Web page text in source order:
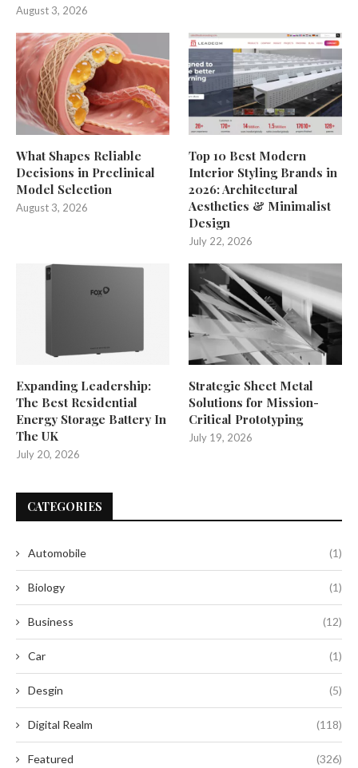
August 3, 2026
What Shapes Reliable
Decisions in Preclinical
Model Selection
August 3, 2026
Top 10 Best Modern
Interior Styling Brands in
2026: Architectural
Aesthetics & Minimalist
Design
July 22, 2026
Expanding Leadership:
The Best Residential
Energy Storage Battery In
The UK
July 20, 2026
Strategic Sheet Metal
Solutions for Mission-
Critical Prototyping
July 19, 2026
CATEGORIES
Automobile (1)
Biology (1)
Business (12)
Car (1)
Desgin (5)
Digital Realm (118)
Featured (326)